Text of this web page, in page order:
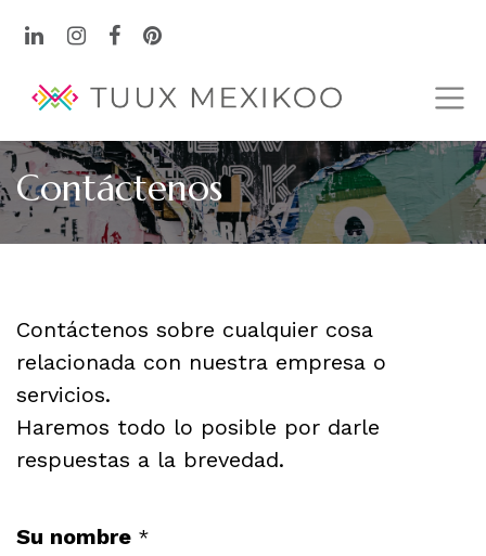
Contáctenos
Contáctenos sobre cualquier cosa
relacionada con nuestra empresa o
servicios.
Haremos todo lo posible por darle
respuestas a la brevedad.
Su nombre *